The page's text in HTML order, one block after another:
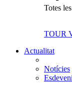
Totes
TOUR
Actualitat
Notícies